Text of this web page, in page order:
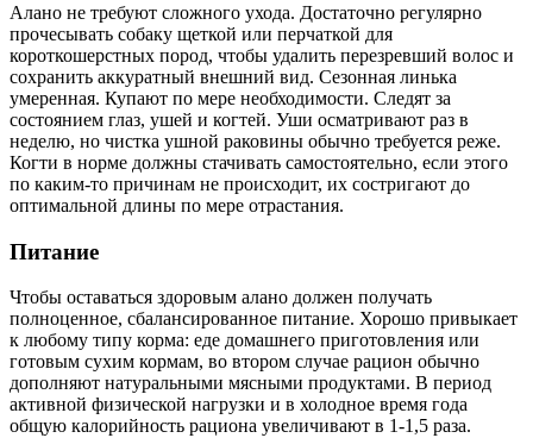
Алано не требуют сложного ухода. Достаточно регулярно
прочесывать собаку щеткой или перчаткой для
короткошерстных пород, чтобы удалить перезревший волос и
сохранить аккуратный внешний вид. Сезонная линька
умеренная. Купают по мере необходимости. Следят за
состоянием глаз, ушей и когтей. Уши осматривают раз в
неделю, но чистка ушной раковины обычно требуется реже.
Когти в норме должны стачивать самостоятельно, если этого
по каким-то причинам не происходит, их состригают до
оптимальной длины по мере отрастания.
Питание
Чтобы оставаться здоровым алано должен получать
полноценное, сбалансированное питание. Хорошо привыкает
к любому типу корма: еде домашнего приготовления или
готовым сухим кормам, во втором случае рацион обычно
дополняют натуральными мясными продуктами. В период
активной физической нагрузки и в холодное время года
общую калорийность рациона увеличивают в 1-1,5 раза.